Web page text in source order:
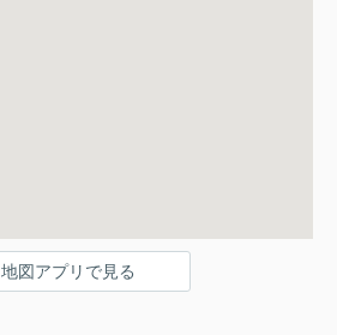
地図アプリで見る